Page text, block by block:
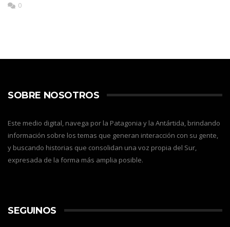
0
SOBRE NOSOTROS
Este medio digital, navega por la Patagonia y la Antártida, brindando
información sobre los temas que generan interacción con su gente,
y buscando historias que consolidan una voz propia del Sur,
expresada de la forma más amplia posible.
SEGUINOS